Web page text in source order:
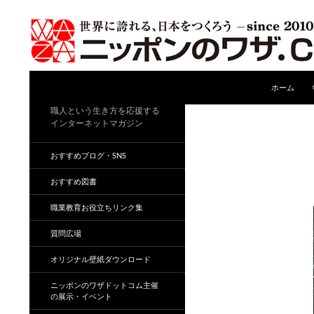
ホーム
職人という生き方を応援する
インターネットマガジン
おすすめブログ・SNS
おすすめ図書
職業教育お役立ちリンク集
質問広場
オリジナル壁紙ダウンロード
ニッポンのワザドットコム主催
の展示・イベント